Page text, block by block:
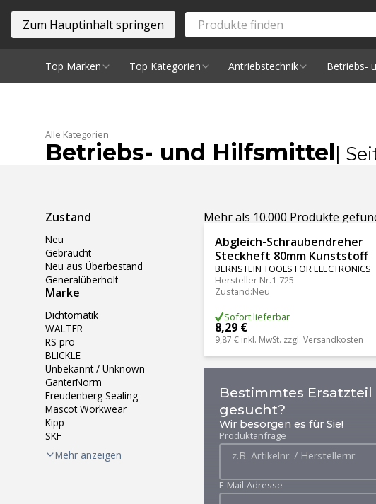
Zum Hauptinhalt springen
Top Marken Top Kategorien Antriebstechnik Betriebs-
Alle Kategorien
Betriebs- und Hilfsmittel|
Ergebnisse filtern
Zustand
Neu
Gebraucht
Neu aus Überbestand
Generalüberholt
Marke
Dichtomatik
WALTER
RS pro
BLICKLE
Unbekannt / Unknown
GanterNorm
Freudenberg Sealing
Mascot Workwear
Kipp
SKF
Mehr anzeigen
Mehr als 10.000 Produkte
Abgleich-Schraubendreher
Steckheft 80mm Kunststoff
BERNSTEIN TOOLS FOR ELECTRONICS
Hersteller Nr.1-725
Zustand:Neu
Sofort lieferbar
8,29 €
9,87 € inkl. MwSt. zzgl. Versandkosten
Bestimmtes Ersatzteil
gesucht?
Wir besorgen es für Sie!
Produktanfrage
E-Mail-Adresse